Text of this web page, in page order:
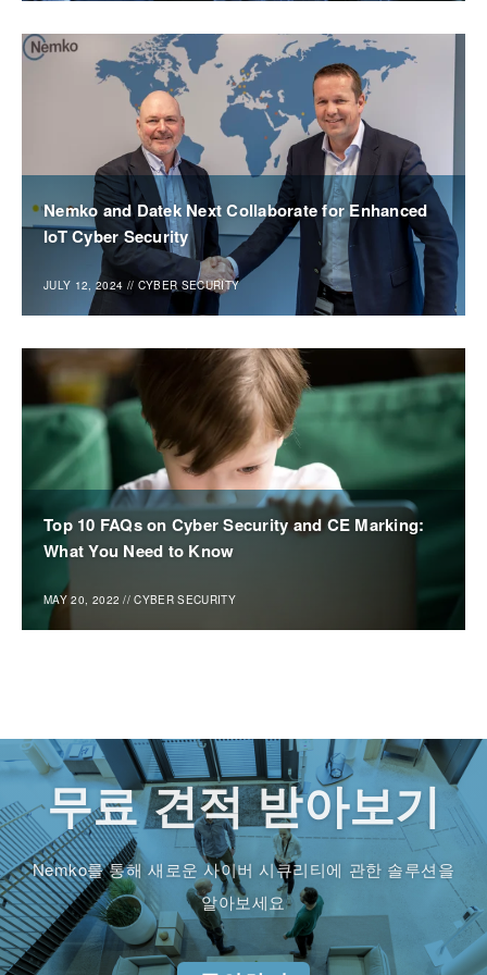
Nemko and Datek Next Collaborate for Enhanced
IoT Cyber Security
JULY 12, 2024 // CYBER SECURITY
Top 10 FAQs on Cyber Security and CE Marking:
What You Need to Know
MAY 20, 2022 //CYBER SECURITY
무료 견적 받아보기
Nemko를 통해 새로운 사이버 시큐리티에 관한 솔루션을
알아보세요